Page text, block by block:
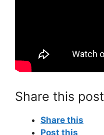
Share this post
Share this
Post this